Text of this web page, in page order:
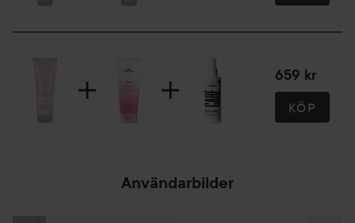
659 kr
KÖP
Användarbilder